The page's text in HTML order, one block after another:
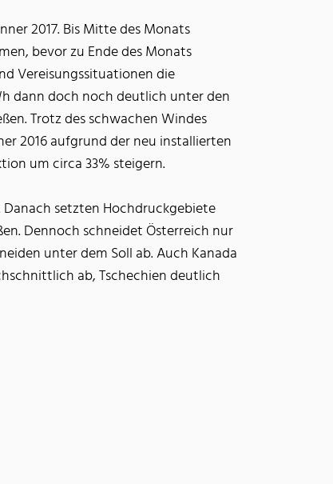
2017. Bis Mitte des Monats
bevor zu Ende des Monats
Vereisungssituationen die
dann doch noch deutlich unter den
Trotz des schwachen Windes
2016 aufgrund der neu installierten
um circa 33% steigern.
setzten Hochdruckgebiete
Dennoch schneidet Österreich nur
unter dem Soll ab. Auch Kanada
ab, Tschechien deutlich